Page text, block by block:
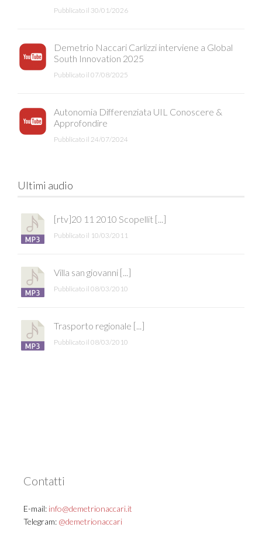
Pubblicato il 30/01/2026
Demetrio Naccari Carlizzi interviene a Global
South Innovation 2025
Pubblicato il 07/08/2025
Autonomia Differenziata UIL Conoscere &
Approfondire
Pubblicato il 24/07/2024
Ultimi audio
[rtv]20 11 2010 Scopellit [...]
Pubblicato il 10/03/2011
Villa san giovanni [...]
Pubblicato il 08/03/2010
Trasporto regionale [...]
Pubblicato il 08/03/2010
Contatti
E-mail: info@demetrionaccari.it
Telegram: @demetrionaccari